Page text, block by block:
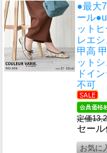
●最大
ール
ット
レエ
甲高
ット
ドイ
不可
定価
セール